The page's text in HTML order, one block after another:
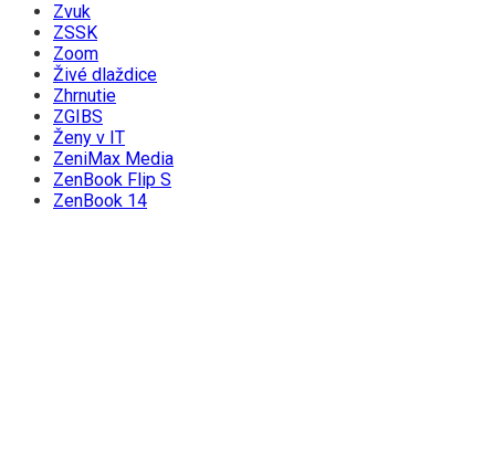
Zvuk
ZSSK
Zoom
Živé dlaždice
Zhrnutie
ZGIBS
Ženy v IT
ZeniMax Media
ZenBook Flip S
ZenBook 14